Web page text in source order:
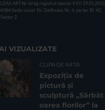
ART Nr inreg registrul special: 4 PJ/ 29.01.2013
Sediu social: Str. Delfinului, Nr. 6, parter Bl. 42,
Sector 2
VIZUALIZATE
CLIPA DE ARTA
Expoziția de
pictură și
sculptură „Sărbăt
oarea florilor” la